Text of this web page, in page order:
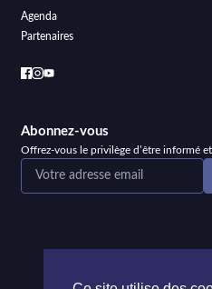
Agenda
Partenaires
Abonnez-vous
Offrez-vous le privilège d’être informé